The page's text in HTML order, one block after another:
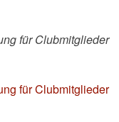
für Clubmitglieder
für Clubmitglieder